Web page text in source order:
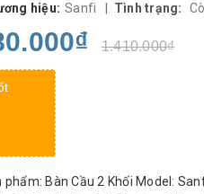
hiệu: Sanfi Tình trạng:
1.410.000₫
Bàn Cầu 2 Khối Model: